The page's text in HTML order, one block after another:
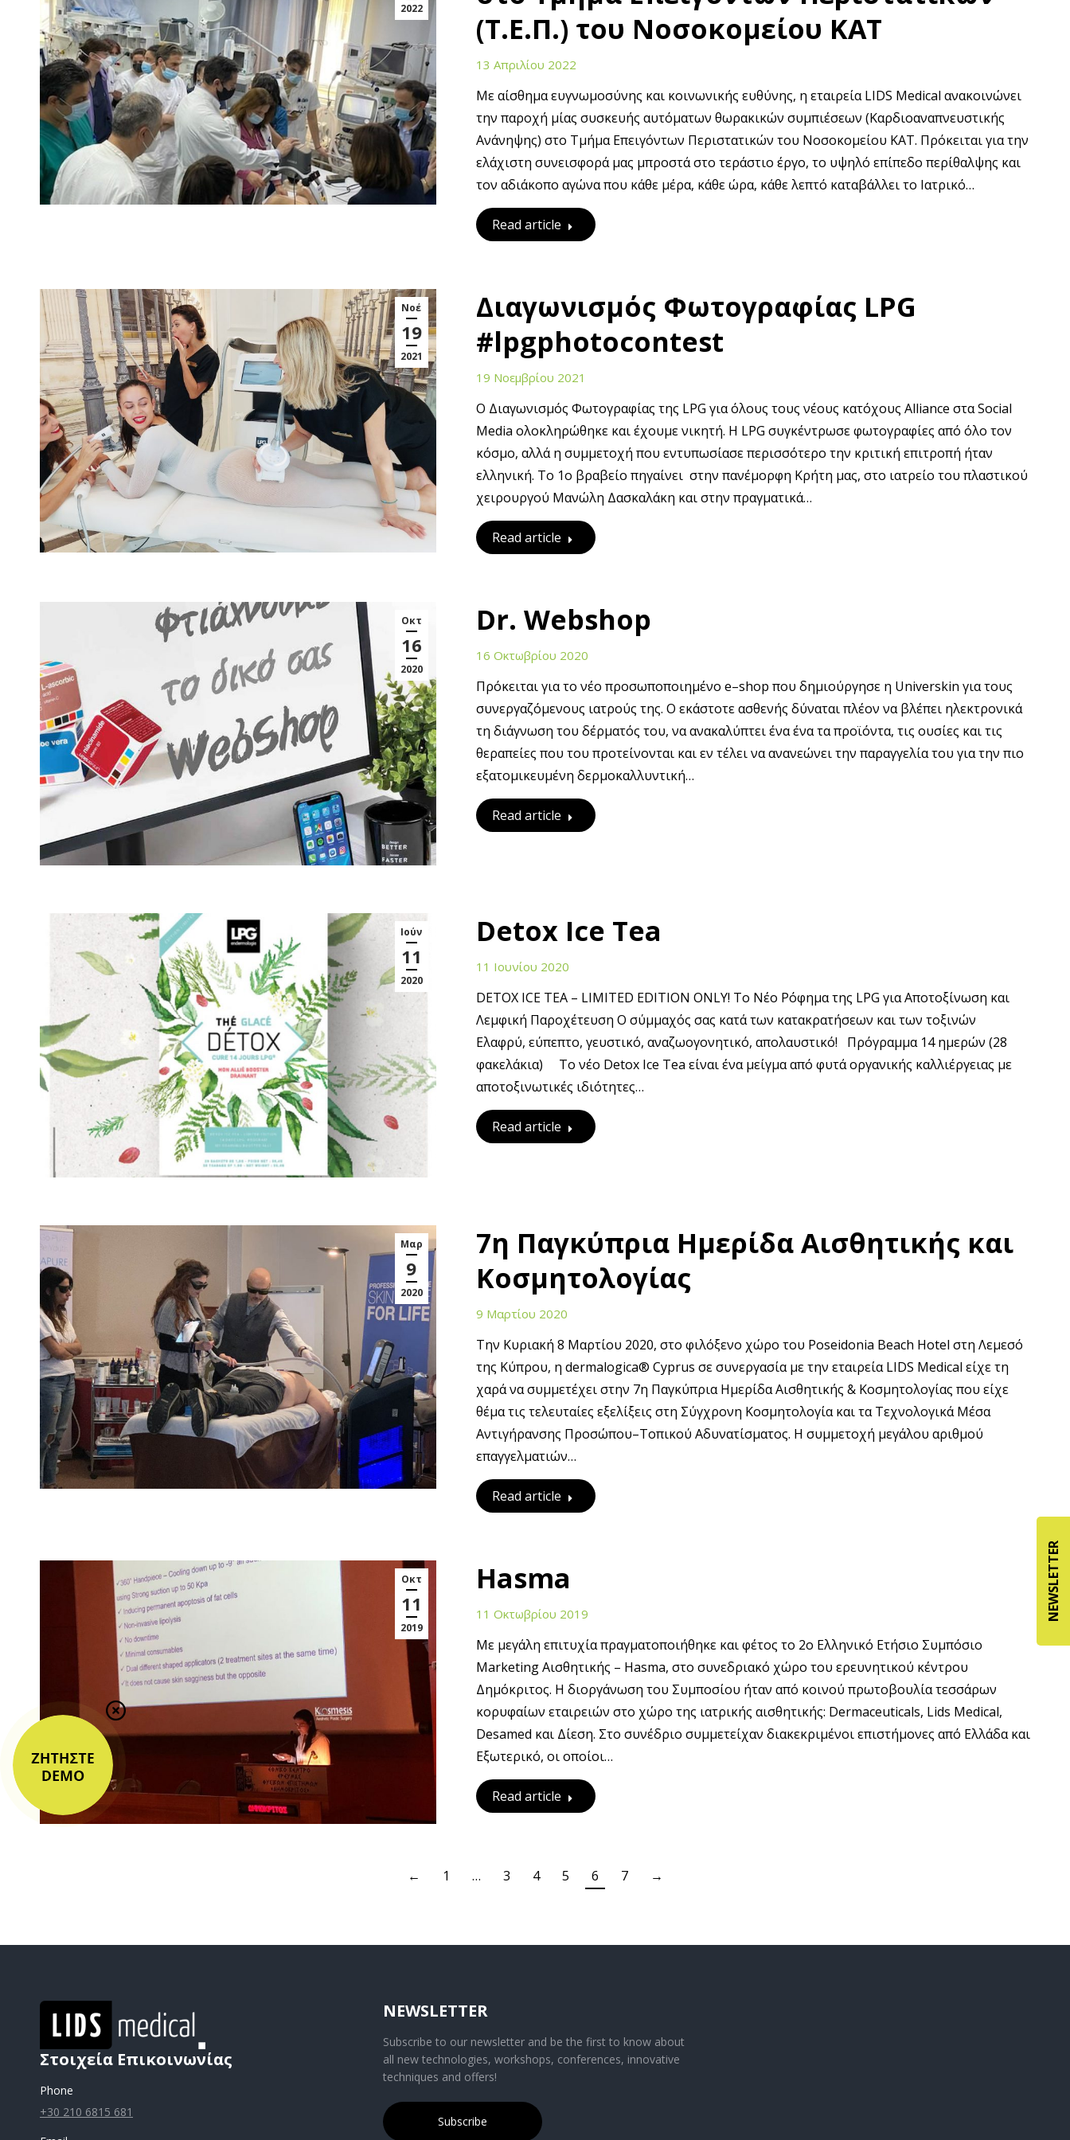
2022
(Τ.Ε.Π.) του Νοσοκομείου ΚΑΤ
13 Απριλίου 2022
Με αίσθημα ευγνωμοσύνης και κοινωνικής ευθύνης, η εταιρεία LIDS Medical ανακοινώνει
την παροχή μίας συσκευής αυτόματων θωρακικών συμπιέσεων (Καρδιοαναπνευστικής
Ανάνηψης) στο Τμήμα Επειγόντων Περιστατικών του Νοσοκομείου ΚΑΤ. Πρόκειται για την
ελάχιστη συνεισφορά μας μπροστά στο τεράστιο έργο, το υψηλό επίπεδο περίθαλψης και
τον αδιάκοπο αγώνα που κάθε μέρα, κάθε ώρα, κάθε λεπτό καταβάλλει το Ιατρικό…
Read article
Νοέ
19
2021
Διαγωνισμός Φωτογραφίας LPG
#lpgphotocontest
19 Νοεμβρίου 2021
Ο Διαγωνισμός Φωτογραφίας της LPG για όλους τους νέους κατόχους Alliance στα Social
Media ολοκληρώθηκε και έχουμε νικητή. Η LPG συγκέντρωσε φωτογραφίες από όλο τον
κόσμο, αλλά η συμμετοχή που εντυπωσίασε περισσότερο την κριτική επιτροπή ήταν
ελληνική. Το 1ο βραβείο πηγαίνει στην πανέμορφη Κρήτη μας, στο ιατρείο του πλαστικού
χειρουργού Μανώλη Δασκαλάκη και στην πραγματικά…
Read article
Οκτ
16
2020
Dr. Webshop
16 Οκτωβρίου 2020
Πρόκειται για το νέο προσωποποιημένο e–shop που δημιούργησε η Universkin για τους
συνεργαζόμενους ιατρούς της. Ο εκάστοτε ασθενής δύναται πλέον να βλέπει ηλεκτρονικά
τη διάγνωση του δέρματός του, να ανακαλύπτει ένα ένα τα προϊόντα, τις ουσίες και τις
θεραπείες που του προτείνονται και εν τέλει να ανανεώνει την παραγγελία του για την πιο
εξατομικευμένη δερμοκαλλυντική…
Read article
Ιούν
11
2020
Detox Ice Tea
11 Ιουνίου 2020
DETOX ICE TEA – LIMITED EDITION ONLY! Το Νέο Ρόφημα της LPG για Αποτοξίνωση και
Λεμφική Παροχέτευση Ο σύμμαχός σας κατά των κατακρατήσεων και των τοξινών
Ελαφρύ, εύπεπτο, γευστικό, αναζωογονητικό, απολαυστικό! Πρόγραμμα 14 ημερών (28
φακελάκια) Το νέο Detox Ice Tea είναι ένα μείγμα από φυτά οργανικής καλλιέργειας με
αποτοξινωτικές ιδιότητες…
Read article
Μαρ
9
2020
7η Παγκύπρια Ημερίδα Αισθητικής και
Κοσμητολογίας
9 Μαρτίου 2020
Την Κυριακή 8 Μαρτίου 2020, στο φιλόξενο χώρο του Poseidonia Beach Hotel στη Λεμεσό
της Κύπρου, η dermalogica® Cyprus σε συνεργασία με την εταιρεία LIDS Medical είχε τη
χαρά να συμμετέχει στην 7η Παγκύπρια Ημερίδα Αισθητικής & Κοσμητολογίας που είχε
θέμα τις τελευταίες εξελίξεις στη Σύγχρονη Κοσμητολογία και τα Τεχνολογικά Μέσα
Αντιγήρανσης Προσώπου–Τοπικού Αδυνατίσματος. Η συμμετοχή μεγάλου αριθμού
επαγγελματιών…
Read article
Οκτ
11
2019
Hasma
11 Οκτωβρίου 2019
Με μεγάλη επιτυχία πραγματοποιήθηκε και φέτος το 2ο Ελληνικό Ετήσιο Συμπόσιο
Marketing Αισθητικής – Hasma, στο συνεδριακό χώρο του ερευνητικού κέντρου
Δημόκριτος. Η διοργάνωση του Συμποσίου ήταν από κοινού πρωτοβουλία τεσσάρων
κορυφαίων εταιρειών στο χώρο της ιατρικής αισθητικής: Dermaceuticals, Lids Medical,
Desamed και Δίεση. Στο συνέδριο συμμετείχαν διακεκριμένοι επιστήμονες από Ελλάδα και
Εξωτερικό, οι οποίοι…
Read article
← 1 … 3 4 5 6 7 →
Στοιχεία Επικοινωνίας
Phone
+30 210 6815 681
NEWSLETTER
Subscribe to our newsletter and be the first to know about
all new technologies, workshops, conferences, innovative
techniques and offers!
Subscribe
NEWSLETTER